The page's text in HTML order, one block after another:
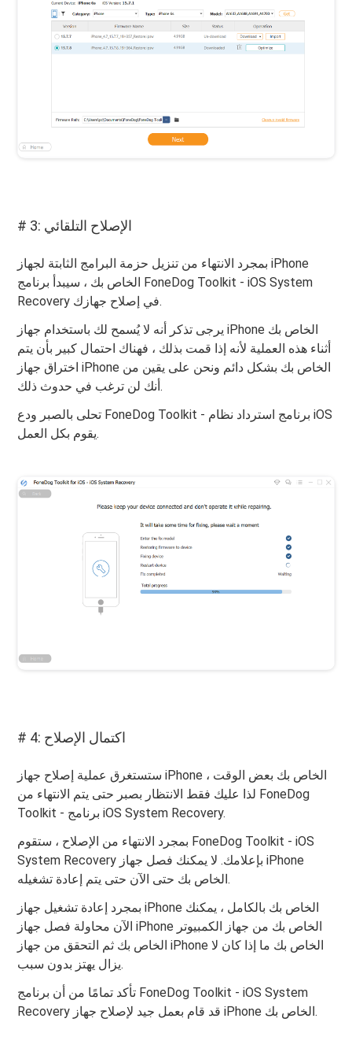
# 3: الإصلاح التلقائي
بمجرد الانتهاء من تنزيل حزمة البرامج الثابتة لجهاز iPhone
الخاص بك ، سيبدأ برنامج FoneDog Toolkit - iOS System
Recovery في إصلاح جهازك.
يرجى تذكر أنه لا يُسمح لك باستخدام جهاز iPhone الخاص بك
أثناء هذه العملية لأنه إذا قمت بذلك ، فهناك احتمال كبير بأن يتم
اختراق جهاز iPhone الخاص بك بشكل دائم ونحن على يقين من
أنك لن ترغب في حدوث ذلك.
تحلى بالصبر ودع FoneDog Toolkit - برنامج استرداد نظام iOS
يقوم بكل العمل.
# 4: اكتمال الإصلاح
ستستغرق عملية إصلاح جهاز iPhone الخاص بك بعض الوقت ،
لذا عليك فقط الانتظار بصبر حتى يتم الانتهاء من FoneDog
Toolkit - برنامج iOS System Recovery.
بمجرد الانتهاء من الإصلاح ، ستقوم FoneDog Toolkit - iOS
System Recovery بإعلامك. لا يمكنك فصل جهاز iPhone
الخاص بك حتى الآن حتى يتم إعادة تشغيله.
بمجرد إعادة تشغيل جهاز iPhone الخاص بك بالكامل ، يمكنك
الآن محاولة فصل جهاز iPhone الخاص بك من جهاز الكمبيوتر
الخاص بك ثم التحقق من جهاز iPhone الخاص بك ما إذا كان لا
يزال يهتز بدون سبب.
تأكد تمامًا من أن برنامج FoneDog Toolkit - iOS System
Recovery قد قام بعمل جيد لإصلاح جهاز iPhone الخاص بك.